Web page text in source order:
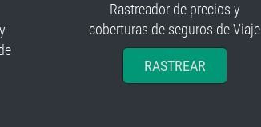
Rastreador de precios y
coberturas de seguros de Viaje
RASTREAR